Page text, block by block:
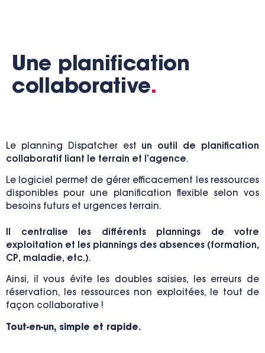
Une planification
collaborative.
Le planning Dispatcher est un outil de planification
collaboratif liant le terrain et l’agence.
Le logiciel permet de gérer efficacement les ressources
disponibles pour une planification flexible selon vos
besoins futurs et urgences terrain.
Il centralise les différents plannings de votre
exploitation et les plannings des absences (formation,
CP, maladie, etc.).
Ainsi, il vous évite les doubles saisies, les erreurs de
réservation, les ressources non exploitées, le tout de
façon collaborative !
Tout-en-un, simple et rapide.